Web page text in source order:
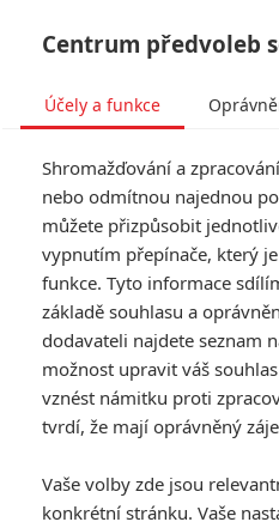
Obrázky
Centrum předvoleb
Účely a funkce
Shromažďování a
nebo odmítnou najednou
můžete přizpůsobit
vypnutím přepínače, který
funkce. Tyto informace
základě souhlasu a
dodavateli najdete seznam
možnost upravit váš
vznést námitku proti
tvrdí, že mají oprávněný
Vaše volby zde jsou
konkrétní stránku. Vaše